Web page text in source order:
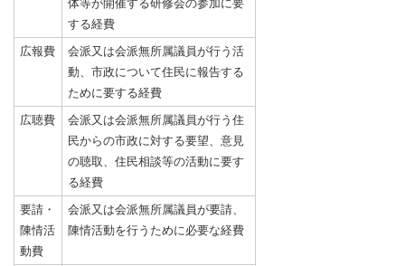
体等が開催する研修会の参加に要
する経費
広報費
会派又は会派無所属議員が行う活
動、市政について住民に報告する
ために要する経費
広聴費
会派又は会派無所属議員が行う住
民からの市政に対する要望、意見
の聴取、住民相談等の活動に要す
る経費
要請・
陳情活
動費
会派又は会派無所属議員が要請、
陳情活動を行うために必要な経費